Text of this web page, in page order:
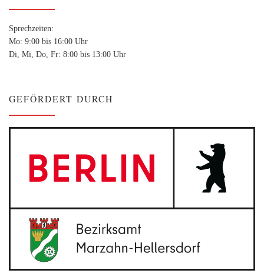
Sprechzeiten:
Mo: 9:00 bis 16:00 Uhr
Di, Mi, Do, Fr: 8:00 bis 13:00 Uhr
GEFÖRDERT DURCH